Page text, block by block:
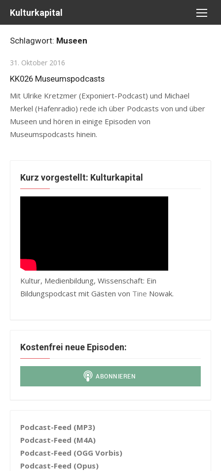
Kulturkapital
Schlagwort: Museen
Posted
on
31. Oktober 2016
KK026 Museumspodcasts
Mit Ulrike Kretzmer (Exponiert-Podcast) und Michael
Merkel (Hafenradio) rede ich über Podcasts von und über
Museen und hören in einige Episoden von
Museumspodcasts hinein.
Kurz vorgestellt: Kulturkapital
Kultur, Medienbildung, Wissenschaft: Ein
Bildungspodcast mit Gästen von Tine Nowak.
Kostenfrei neue Episoden:
Podcast-Feed (MP3)
Podcast-Feed (M4A)
Podcast-Feed (OGG Vorbis)
Podcast-Feed (Opus)